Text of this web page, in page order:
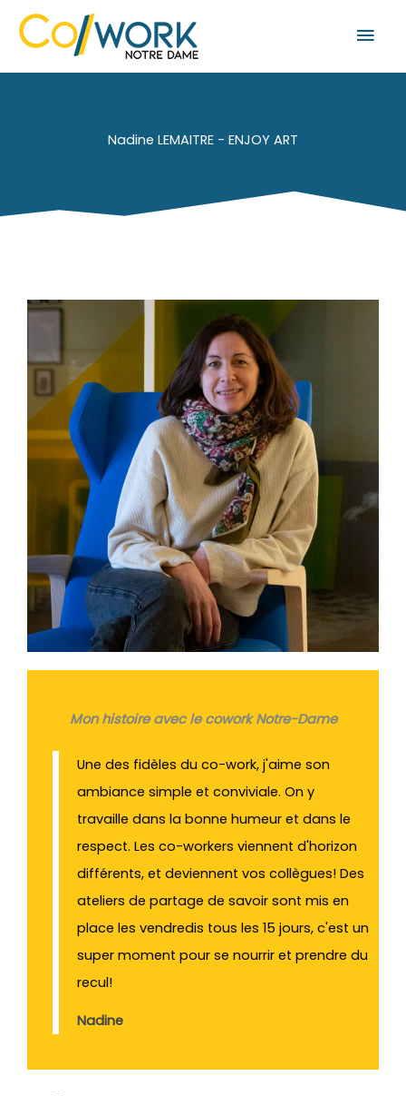
Aller
Nadine LEMAITRE - ENJOY ART
Mon histoire avec le cowork Notre-Dame
Une des fidèles du co-work, j'aime son
ambiance simple et conviviale. On y
travaille dans la bonne humeur et dans le
respect. Les co-workers viennent d'horizon
différents, et deviennent vos collègues! Des
ateliers de partage de savoir sont mis en
place les vendredis tous les 15 jours, c'est un
super moment pour se nourrir et prendre du
recul!
Nadine